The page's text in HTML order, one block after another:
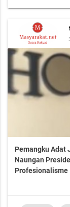
Pemangku Adat
Naungan
Profesionalisme